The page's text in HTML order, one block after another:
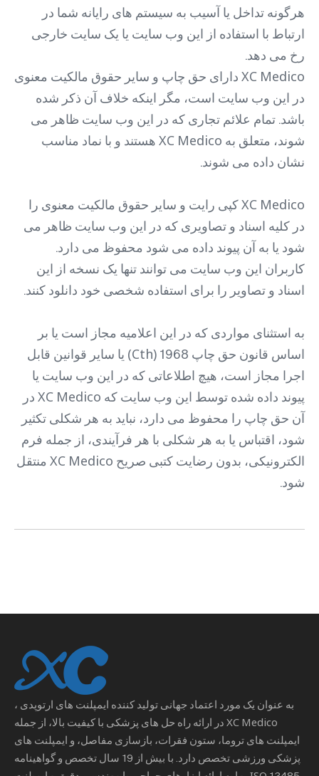
هرگونه تداخل یا آسیب به سیستم های رایانه شما در
ارتباط با استفاده از این وب سایت یا یک سایت خارجی
رخ می دهد.
XC Medico دارای حق چاپ و سایر حقوق مالکیت معنوی
در این وب سایت است، مگر اینکه خلاف آن ذکر شده
باشد. تمام علائم تجاری که در این وب سایت ظاهر می
شوند، متعلق به XC Medico هستند و با نماد مناسب
نشان داده می شوند.
XC Medico کپی رایت و سایر حقوق مالکیت معنوی را
در کلیه اسناد و تصاویری که در این وب سایت ظاهر می
شود یا به آن پیوند داده می شود محفوظ می دارد.
کاربران این وب سایت می توانند تنها یک نسخه از این
اسناد و تصاویر را برای استفاده شخصی خود دانلود کنند.
به استثنای مواردی که در این اعلامیه مجاز است یا بر
اساس قانون حق چاپ 1968 (Cth) یا سایر قوانین قابل
اجرا مجاز است، هیچ اطلاعاتی که در این وب سایت یا
پیوند داده شده توسط این وب سایت که XC Medico در
آن حق چاپ را محفوظ می دارد، نباید به هر شکلی تکثیر
شود، اقتباس یا به هر شکلی با هر فرآیندی، از جمله فرم
الکترونیکی، بدون رضایت کتبی صریح XC Medico منتقل
شود.
به عنوان یک مورد اعتماد جهانی تولید کننده ایمپلنت های ارتوپدی ،
XC Medico در ارائه راه حل های پزشکی با کیفیت بالا، از جمله
ایمپلنت های تروما، ستون فقرات، بازسازی مفاصل، و ایمپلنت های
پزشکی ورزشی تخصص دارد. با بیش از 19 سال تخصص و گواهینامه